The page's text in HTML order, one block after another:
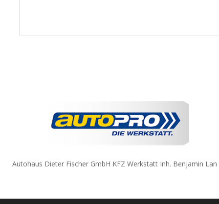
Autohaus Dieter Fischer GmbH KFZ Werkstatt Inh. Benjamin